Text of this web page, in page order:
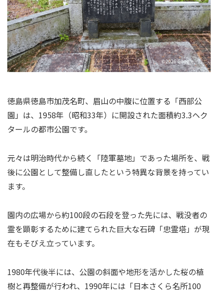
徳島県徳島市加茂名町、眉山の中腹に位置する「西部公
園」は、1958年（昭和33年）に開設された面積約3.3ヘク
タールの都市公園です。
元々は明治時代から続く「陸軍墓地」であった場所を、戦
後に公園として整備し直したという特異な背景を持ってい
ます。
園内の広場から約100段の石段を登った先には、戦没者の
霊を顕彰するために建てられた巨大な石碑「忠霊塔」が現
在もそびえ立っています。
1980年代後半には、公園の斜面や地形を活かした桜の植
樹と再整備が行われ、1990年には「日本さくら名所100